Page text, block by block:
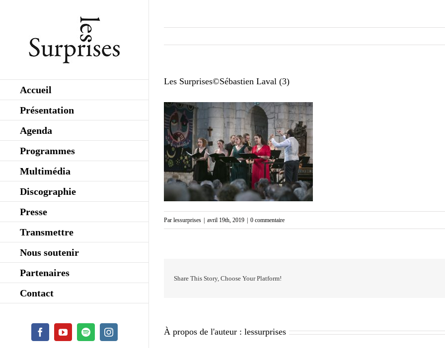
Accueil
Présentation
Agenda
Programmes
Multimédia
Discographie
Presse
Transmettre
Nous soutenir
Partenaires
Contact
FacebookYouTubeSpotifyInstagram
Les Surprises©Sébastien Laval (3)
Par lessurprises avril 19th, 2019 0 commentaire
Share This Story, Choose Your Platform!
À propos de l'auteur : lessurprises